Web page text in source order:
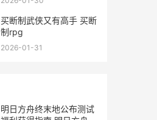
买断制武侠又有高手 买断
制rpg
2026-01-31
明日方舟终末地公布测试